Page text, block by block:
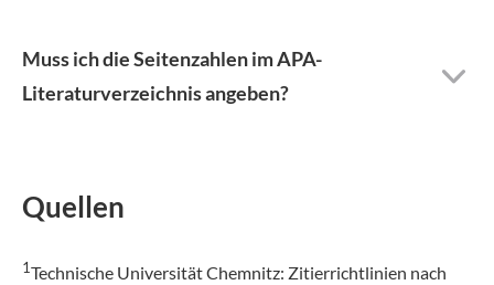
Muss ich die Seitenzahlen im APA-
Literaturverzeichnis angeben?
Quellen
1Technische Universität Chemnitz: Zitierrichtlinien nach